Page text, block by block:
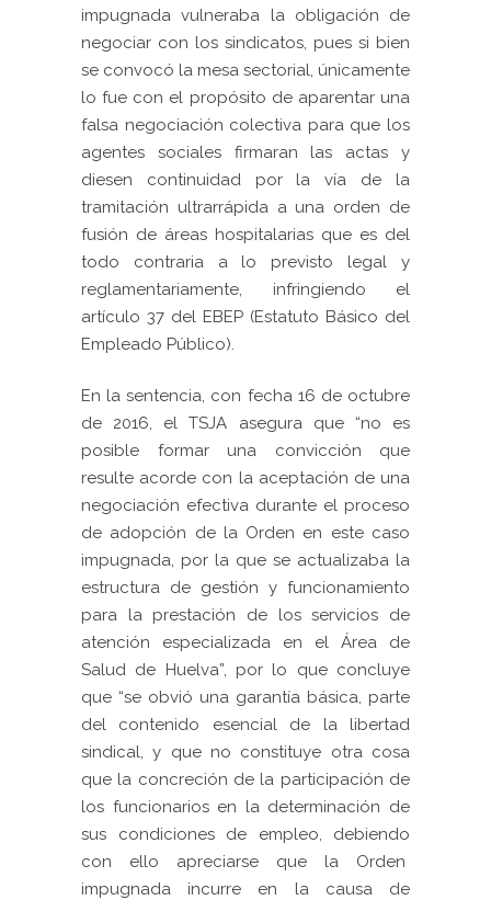
impugnada vulneraba la obligación de
negociar con los sindicatos, pues si bien
se convocó la mesa sectorial, únicamente
lo fue con el propósito de aparentar una
falsa negociación colectiva para que los
agentes sociales firmaran las actas y
diesen continuidad por la vía de la
tramitación ultrarrápida a una orden de
fusión de áreas hospitalarias que es del
todo contraria a lo previsto legal y
reglamentariamente, infringiendo el
artículo 37 del EBEP (Estatuto Básico del
Empleado Público).
En la sentencia, con fecha 16 de octubre
de 2016, el TSJA asegura que “no es
posible formar una convicción que
resulte acorde con la aceptación de una
negociación efectiva durante el proceso
de adopción de la Orden en este caso
impugnada, por la que se actualizaba la
estructura de gestión y funcionamiento
para la prestación de los servicios de
atención especializada en el Área de
Salud de Huelva”, por lo que concluye
que “se obvió una garantía básica, parte
del contenido esencial de la libertad
sindical, y que no constituye otra cosa
que la concreción de la participación de
los funcionarios en la determinación de
sus condiciones de empleo, debiendo
con ello apreciarse que la Orden
impugnada incurre en la causa de